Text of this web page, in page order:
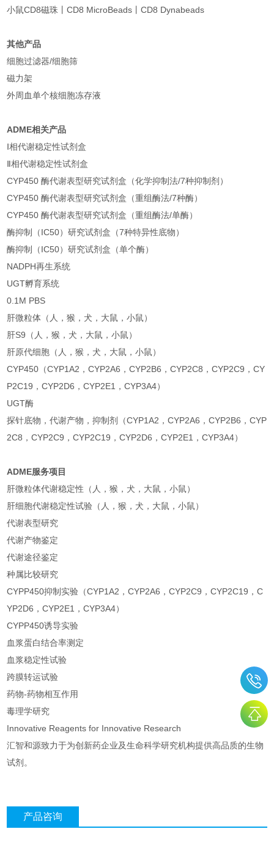
小鼠CD8磁珠丨CD8 MicroBeads丨CD8 Dynabeads
其他产品
细胞过滤器/细胞筛
磁力架
外周血单个核细胞冻存液
ADME相关产品
Ⅰ相代谢稳定性试剂盒
Ⅱ相代谢稳定性试剂盒
CYP450 酶代谢表型研究试剂盒（化学抑制法/7种抑制剂）
CYP450 酶代谢表型研究试剂盒（重组酶法/7种酶）
CYP450 酶代谢表型研究试剂盒（重组酶法/单酶）
酶抑制（IC50）研究试剂盒（7种特异性底物）
酶抑制（IC50）研究试剂盒（单个酶）
NADPH再生系统
UGT孵育系统
0.1M PBS
肝微粒体（人，猴，犬，大鼠，小鼠）
肝S9（人，猴，犬，大鼠，小鼠）
肝原代细胞（人，猴，犬，大鼠，小鼠）
CYP450（CYP1A2，CYP2A6，CYP2B6，CYP2C8，CYP2C9，CY
P2C19，CYP2D6，CYP2E1，CYP3A4）
UGT酶
探针底物，代谢产物，抑制剂（CYP1A2，CYP2A6，CYP2B6，CYP
2C8，CYP2C9，CYP2C19，CYP2D6，CYP2E1，CYP3A4）
ADME服务项目
肝微粒体代谢稳定性（人，猴，犬，大鼠，小鼠）
肝细胞代谢稳定性试验（人，猴，犬，大鼠，小鼠）
代谢表型研究
代谢产物鉴定
代谢途径鉴定
种属比较研究
CYPP450抑制实验（CYP1A2，CYP2A6，CYP2C9，CYP2C19，C
YP2D6，CYP2E1，CYP3A4）
CYPP450诱导实验
血浆蛋白结合率测定
血浆稳定性试验
跨膜转运试验
药物-药物相互作用
毒理学研究
Innovative Reagents for Innovative Research
汇智和源致力于为创新药企业及生命科学研究机构提供高品质的生物
试剂。
产品咨询